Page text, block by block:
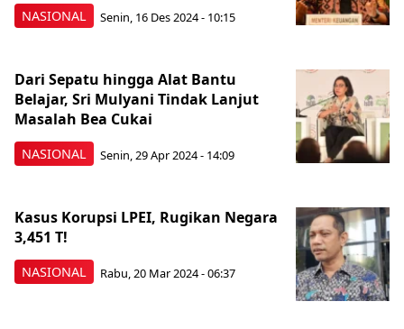
NASIONAL Senin, 16 Des 2024 - 10:15
NASIONAL
Dari Sepatu hingga Alat Bantu
Belajar, Sri Mulyani Tindak Lanjut
Masalah Bea Cukai
Senin, 29 Apr 2024 - 14:09
NASIONAL
Kasus Korupsi LPEI, Rugikan Negara
3,451 T!
Rabu, 20 Mar 2024 - 06:37